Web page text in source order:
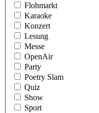
Flohmarkt
Karaoke
Konzert
Lesung
Messe
OpenAir
Party
Poetry Slam
Quiz
Show
Sport